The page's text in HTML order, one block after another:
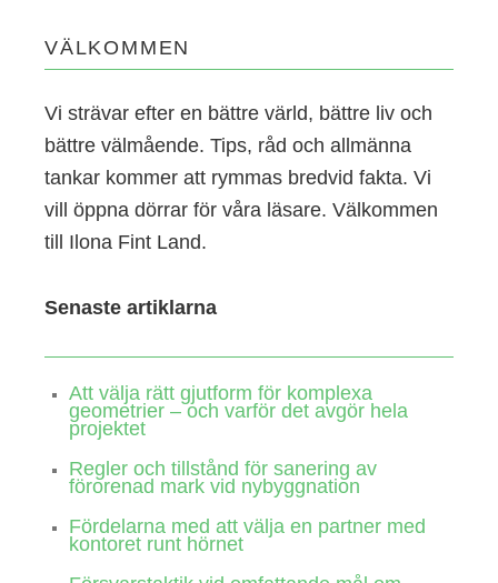
VÄLKOMMEN
Vi strävar efter en bättre värld, bättre liv och
bättre välmående. Tips, råd och allmänna
tankar kommer att rymmas bredvid fakta. Vi
vill öppna dörrar för våra läsare. Välkommen
till Ilona Fint Land.
Senaste artiklarna
Att välja rätt gjutform för komplexa
geometrier – och varför det avgör hela
projektet
Regler och tillstånd för sanering av
förorenad mark vid nybyggnation
Fördelarna med att välja en partner med
kontoret runt hörnet